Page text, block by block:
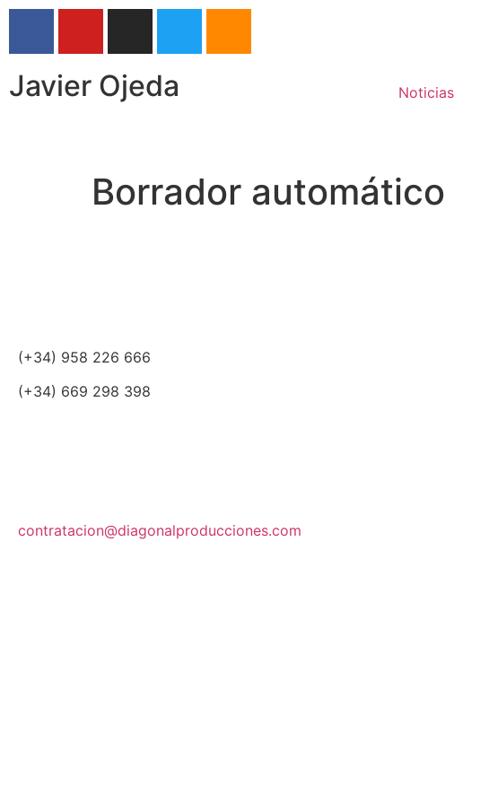
Javier Ojeda Noticias
Borrador automático
(+34) 958 226 666
(+34) 669 298 398
contratacion@diagonalproducciones.com